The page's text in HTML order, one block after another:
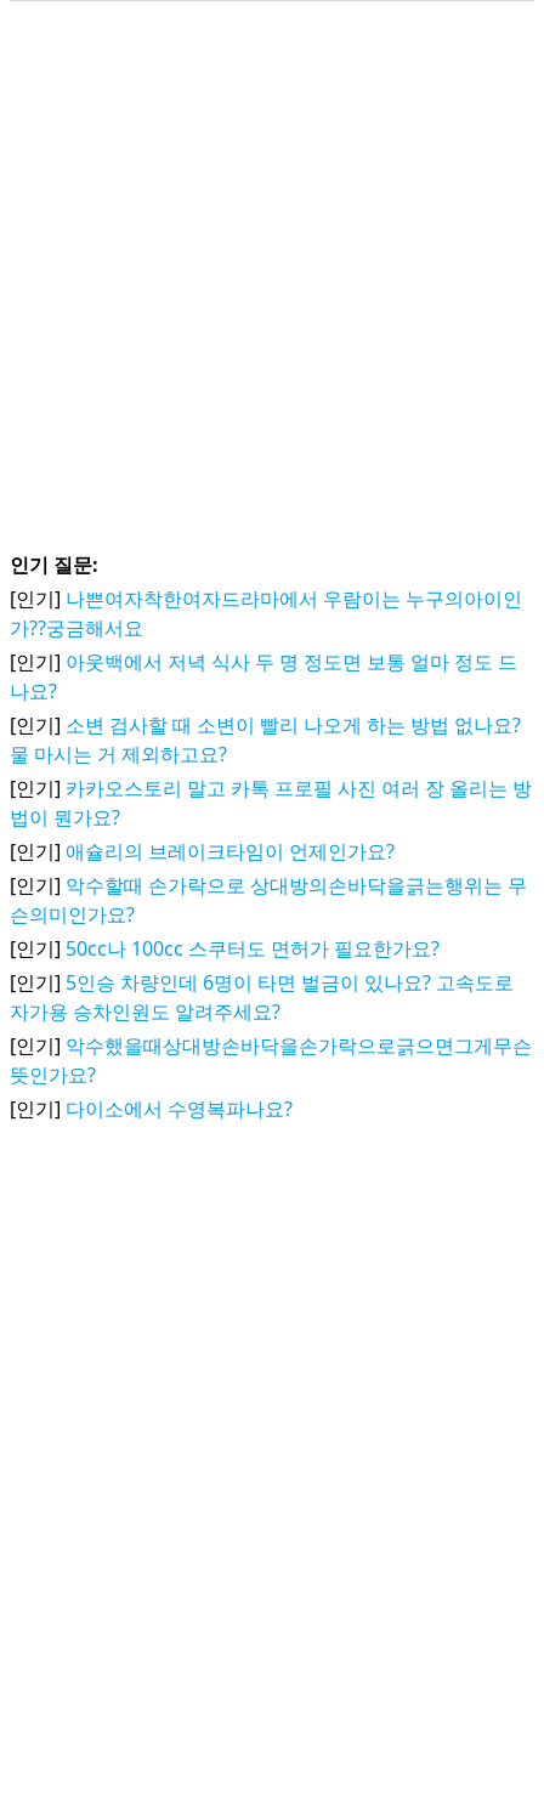
인기 질문:
[인기] 나쁜여자착한여자드라마에서 우람이는 누구의아이인
가??궁금해서요
[인기] 아웃백에서 저녁 식사 두 명 정도면 보통 얼마 정도 드
나요?
[인기] 소변 검사할 때 소변이 빨리 나오게 하는 방법 없나요?
물 마시는 거 제외하고요?
[인기] 카카오스토리 말고 카톡 프로필 사진 여러 장 올리는 방
법이 뭔가요?
[인기] 애슐리의 브레이크타임이 언제인가요?
[인기] 악수할때 손가락으로 상대방의손바닥을긁는행위는 무
슨의미인가요?
[인기] 50cc나 100cc 스쿠터도 면허가 필요한가요?
[인기] 5인승 차량인데 6명이 타면 벌금이 있나요? 고속도로
자가용 승차인원도 알려주세요?
[인기] 악수했을때상대방손바닥을손가락으로긁으면그게무슨
뜻인가요?
[인기] 다이소에서 수영복파나요?